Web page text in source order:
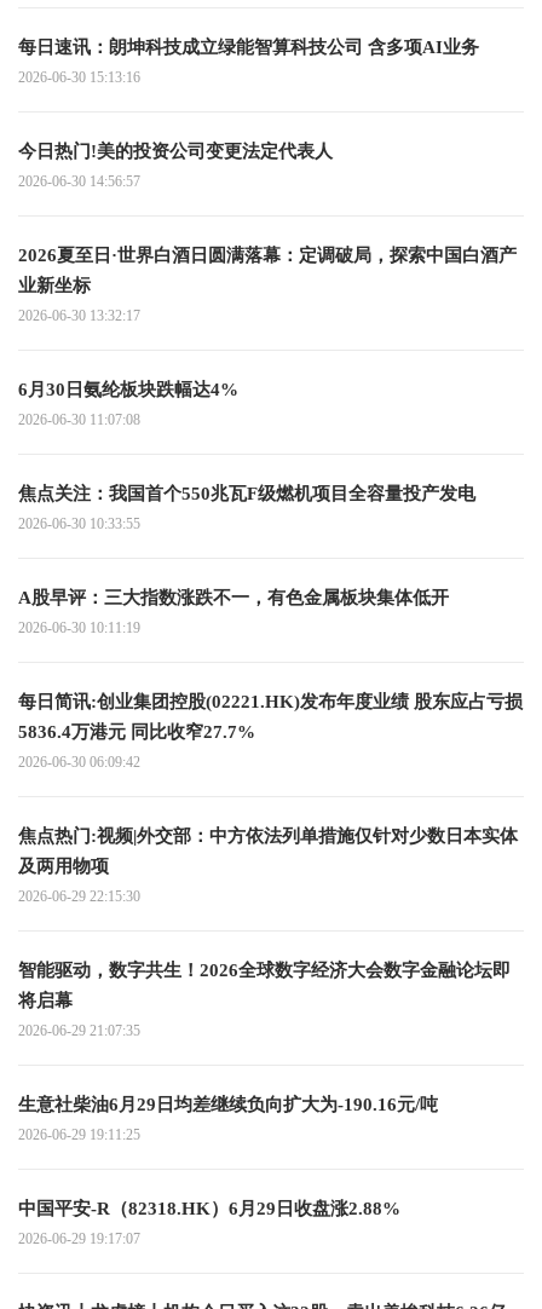
每日速讯：朗坤科技成立绿能智算科技公司 含多项AI业务
2026-06-30 15:13:16
今日热门!美的投资公司变更法定代表人
2026-06-30 14:56:57
2026夏至日·世界白酒日圆满落幕：定调破局，探索中国白酒产
业新坐标
2026-06-30 13:32:17
6月30日氨纶板块跌幅达4%
2026-06-30 11:07:08
焦点关注：我国首个550兆瓦F级燃机项目全容量投产发电
2026-06-30 10:33:55
A股早评：三大指数涨跌不一，有色金属板块集体低开
2026-06-30 10:11:19
每日简讯:创业集团控股(02221.HK)发布年度业绩 股东应占亏损
5836.4万港元 同比收窄27.7%
2026-06-30 06:09:42
焦点热门:视频|外交部：中方依法列单措施仅针对少数日本实体
及两用物项
2026-06-29 22:15:30
智能驱动，数字共生！2026全球数字经济大会数字金融论坛即
将启幕
2026-06-29 21:07:35
生意社柴油6月29日均差继续负向扩大为-190.16元/吨
2026-06-29 19:11:25
中国平安-R（82318.HK）6月29日收盘涨2.88%
2026-06-29 19:17:07